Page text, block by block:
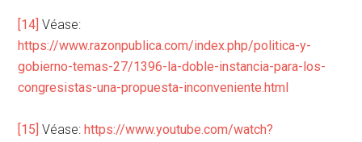
[14] Véase:
https://www.razonpublica.com/index.php/politica-y-
gobierno-temas-27/1396-la-doble-instancia-para-los-
congresistas-una-propuesta-inconveniente.html
[15] Véase:https://www.youtube.com/watch?